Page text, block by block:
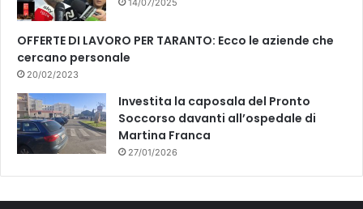
OFFERTE DI LAVORO PER TARANTO: Ecco le aziende che
cercano personale
20/02/2023
Investita la caposala del Pronto
Soccorso davanti all’ospedale di
Martina Franca
27/01/2026